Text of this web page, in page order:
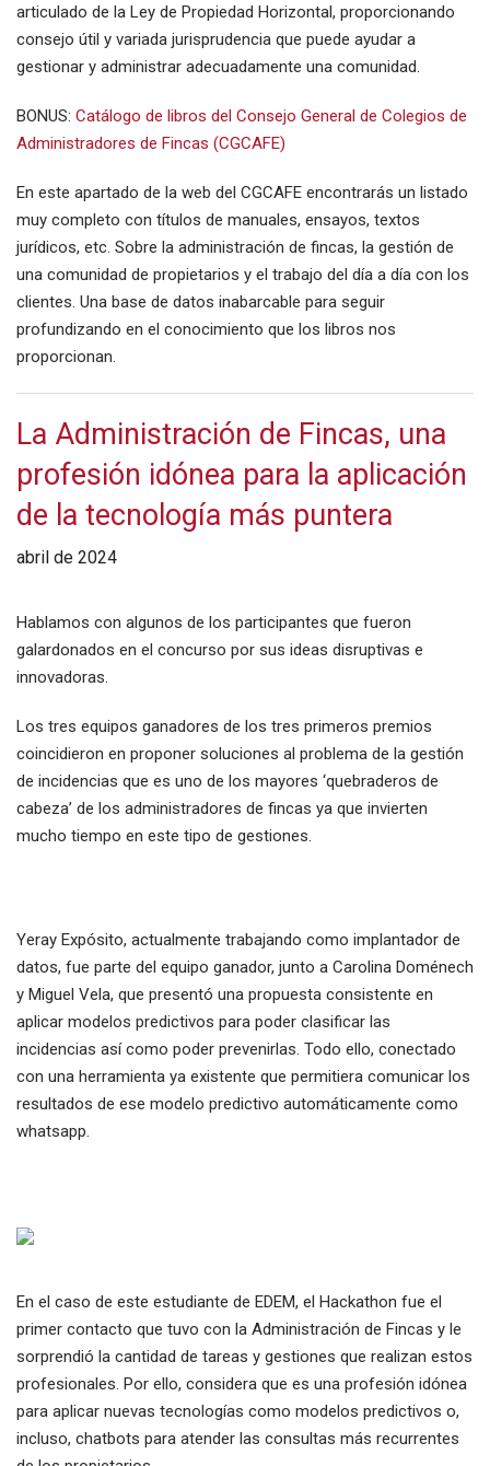
articulado de la Ley de Propiedad Horizontal, proporcionando
consejo útil y variada jurisprudencia que puede ayudar a
gestionar y administrar adecuadamente una comunidad.
BONUS: Catálogo de libros del Consejo General de Colegios de
Administradores de Fincas (CGCAFE)
En este apartado de la web del CGCAFE encontrarás un listado
muy completo con títulos de manuales, ensayos, textos
jurídicos, etc. Sobre la administración de fincas, la gestión de
una comunidad de propietarios y el trabajo del día a día con los
clientes. Una base de datos inabarcable para seguir
profundizando en el conocimiento que los libros nos
proporcionan.
La Administración de Fincas, una
profesión idónea para la aplicación
de la tecnología más puntera
abril de 2024
Hablamos con algunos de los participantes que fueron
galardonados en el concurso por sus ideas disruptivas e
innovadoras.
Los tres equipos ganadores de los tres primeros premios
coincidieron en proponer soluciones al problema de la gestión
de incidencias que es uno de los mayores ‘quebraderos de
cabeza’ de los administradores de fincas ya que invierten
mucho tiempo en este tipo de gestiones.
Yeray Expósito, actualmente trabajando como implantador de
datos, fue parte del equipo ganador, junto a Carolina Doménech
y Miguel Vela, que presentó una propuesta consistente en
aplicar modelos predictivos para poder clasificar las
incidencias así como poder prevenirlas. Todo ello, conectado
con una herramienta ya existente que permitiera comunicar los
resultados de ese modelo predictivo automáticamente como
whatsapp.
En el caso de este estudiante de EDEM, el Hackathon fue el
primer contacto que tuvo con la Administración de Fincas y le
sorprendió la cantidad de tareas y gestiones que realizan estos
profesionales. Por ello, considera que es una profesión idónea
para aplicar nuevas tecnologías como modelos predictivos o,
incluso, chatbots para atender las consultas más recurrentes